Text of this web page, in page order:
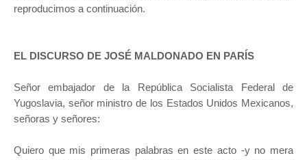
reproducimos a continuación.
EL DISCURSO DE JOSÉ MALDONADO EN PARÍS
Señor embajador de la República Socialista Federal de
Yugoslavia, señor ministro de los Estados Unidos Mexicanos,
señoras y señores:
Quiero que mis primeras palabras en este acto -y no mera